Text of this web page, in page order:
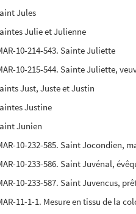
Jules
Julie et Julienne
10-214-543. Sainte Juliette
10-215-544. Sainte Juliette,
Just, Juste et Justin
Justine
Junien
10-232-585. Saint Jocondien,
10-233-586. Saint Juvénal,
10-233-587. Saint Juvencus,
11-1-1. Mesure en tissu de la